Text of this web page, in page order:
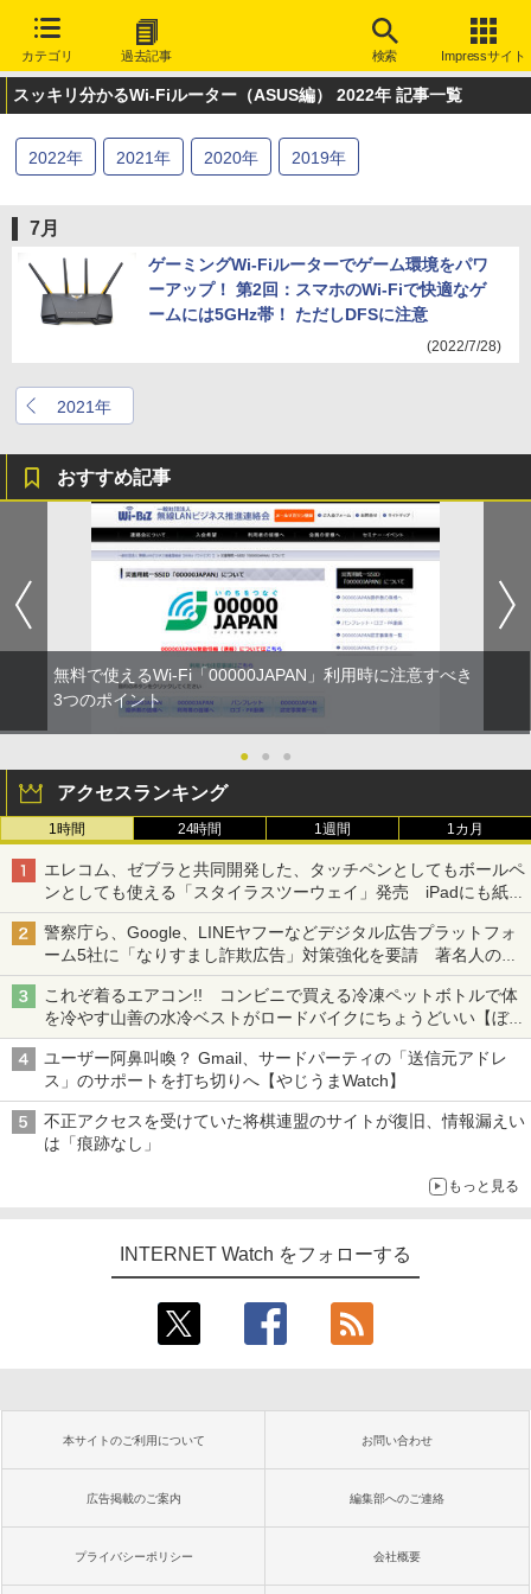
カテゴリ 過去記事 検索 Impressサイト
スッキリ分かるWi-Fiルーター（ASUS編） 2022年 記事一覧
2022年 2021年 2020年 2019年
7月
ゲーミングWi-Fiルーターでゲーム環境をパワ
ーアップ！ 第2回：スマホのWi-Fiで快適なゲ
ームには5GHz帯！ ただしDFSに注意
(2022/7/28)
2021年
おすすめ記事
無料で使えるWi-Fi「00000JAPAN」利用時に注意すべき
3つのポイント
● ● ●
アクセスランキング
1時間 24時間 1週間 1カ月
エレコム、ゼブラと共同開発した、タッチペンとしてもボールペ
ンとしても使える「スタイラスツーウェイ」発売 iPadにも紙に
も、持ち替えずに書き込める
警察庁ら、Google、LINEヤフーなどデジタル広告プラットフォ
ーム5社に「なりすまし詐欺広告」対策強化を要請 著名人の写
真や映像を使った投資詐欺などへの対策として
これぞ着るエアコン!! コンビニで買える冷凍ペットボトルで体
を冷やす山善の水冷ベストがロードバイクにちょうどいい【ぼっ
ち・ざ・ろーど！その14】【空いた時間でなにしてる？】
ユーザー阿鼻叫喚？ Gmail、サードパーティの「送信元アドレ
ス」のサポートを打ち切りへ【やじうまWatch】
不正アクセスを受けていた将棋連盟のサイトが復旧、情報漏えい
は「痕跡なし」
もっと見る
INTERNET Watch をフォローする
本サイトのご利用について お問い合わせ
広告掲載のご案内 編集部へのご連絡
プライバシーポリシー 会社概要